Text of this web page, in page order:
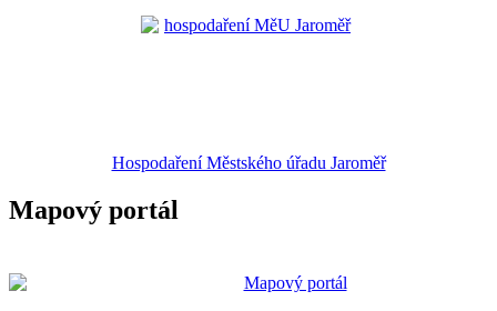
Hospodaření Městského úřadu Jaroměř
Mapový portál